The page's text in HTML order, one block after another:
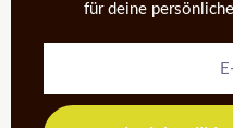
für deine